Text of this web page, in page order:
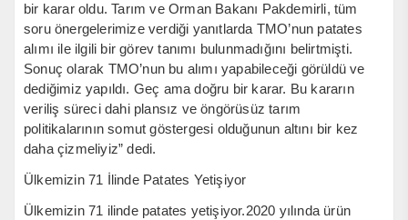
bir karar oldu. Tarım ve Orman Bakanı Pakdemirli, tüm
soru önergelerimize verdiği yanıtlarda TMO’nun patates
alımı ile ilgili bir görev tanımı bulunmadığını belirtmişti.
Sonuç olarak TMO’nun bu alımı yapabileceği görüldü ve
dediğimiz yapıldı. Geç ama doğru bir karar. Bu kararın
veriliş süreci dahi plansız ve öngörüsüz tarım
politikalarının somut göstergesi olduğunun altını bir kez
daha çizmeliyiz” dedi.
Ülkemizin 71 İlinde Patates Yetişiyor
Ülkemizin 71 ilinde patates yetişiyor.2020 yılında ürün